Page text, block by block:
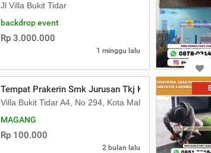
Jl Villa Bukit Tidar
backdrop event
Rp 3.000.000
1 minggu lalu
Tempat Prakerin Smk Jurusan Tkj Kota Malang
Villa Bukit Tidar A4, No 294, Kota Malang
MAGANG
Rp 100.000
2 bulan lalu